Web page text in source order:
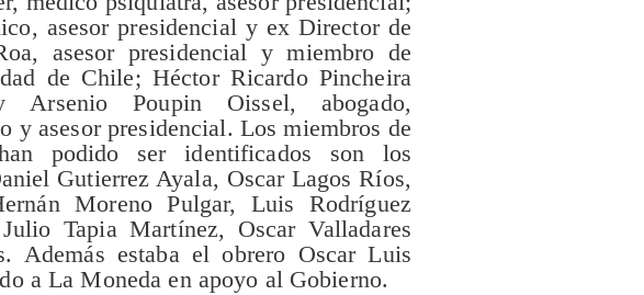
asesor presidencial y ex Director de
asesor presidencial y miembro de
de Chile; Héctor Ricardo Pincheira
Arsenio Poupin Oissel, abogado,
y asesor presidencial. Los miembros de
podido ser identificados son los
Gutierrez Ayala, Oscar Lagos Ríos,
Moreno Pulgar, Luis Rodríguez
Tapia Martínez, Oscar Valladares
Además estaba el obrero Oscar Luis
a La Moneda en apoyo al Gobierno.